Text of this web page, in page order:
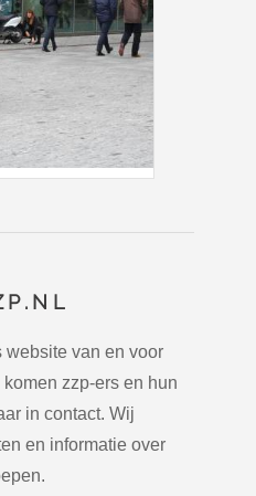
website van en voor
zzp-ers en hun
in contact. Wij
en informatie over